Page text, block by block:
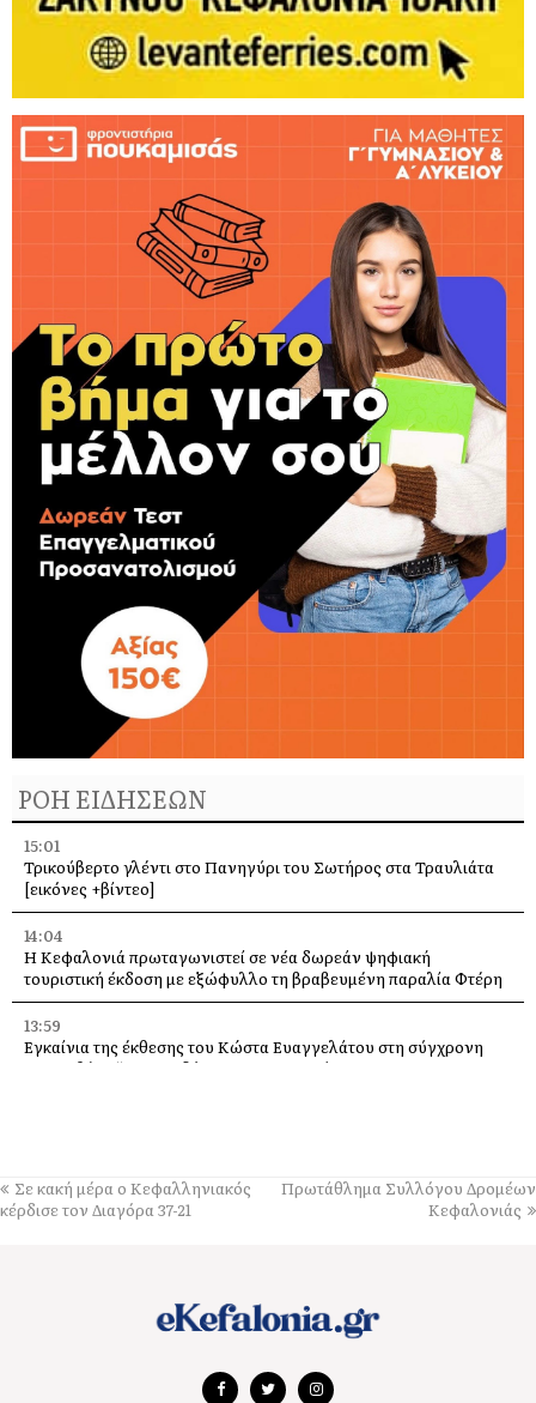
ΡΟΗ ΕΙΔΗΣΕΩΝ
15:01
Τρικούβερτο γλέντι στο Πανηγύρι του Σωτήρος στα Τραυλιάτα
[εικόνες +βίντεο]
14:04
Η Κεφαλονιά πρωταγωνιστεί σε νέα δωρεάν ψηφιακή
τουριστική έκδοση με εξώφυλλο τη βραβευμένη παραλία Φτέρη
13:59
Εγκαίνια της έκθεσης του Κώστα Ευαγγελάτου στη σύγχρονη
πινακοθήκη “villa Ροδόπη”, στις 8 Αυγούστου
13:32
Με λαμπρότητα γιορτάστηκε η Μεταμόρφωση του Σωτήρος, στα
Σπουδαία μεταγραφή στον Παλληξουριακό, με τον Βαγγέλη
Θεοχάρη, πρώην ποδοσφαιριστή Παναθηναϊκού, Λεβαδειακού
Σε κακή μέρα ο Κεφαλληνιακός
κέρδισε τον Διαγόρα 37-21
Πρωτάθλημα Συλλόγου Δρομέων
Κεφαλονιάς